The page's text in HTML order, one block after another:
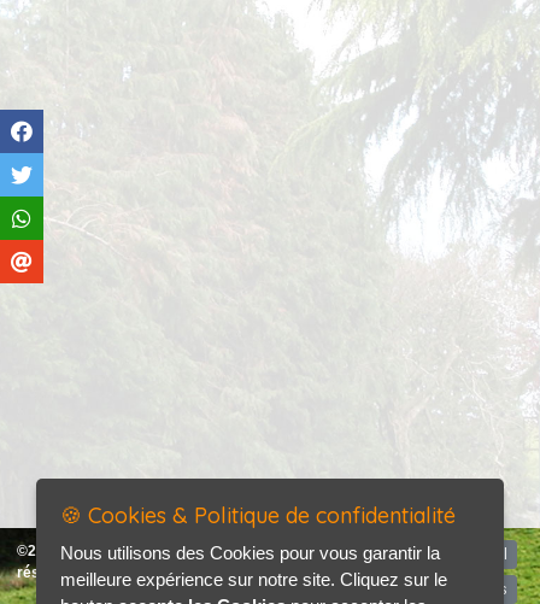
©2026-2027 Bafex tous droits
réservés
Mentions légales
🍪 Cookies & Politique de confidentialité
Nous utilisons des Cookies pour vous garantir la
meilleure expérience sur notre site. Cliquez sur le